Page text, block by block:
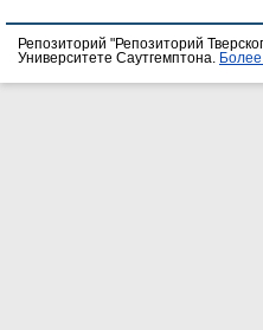
Репозиторий "Репозиторий
Университете Саутгемптона.